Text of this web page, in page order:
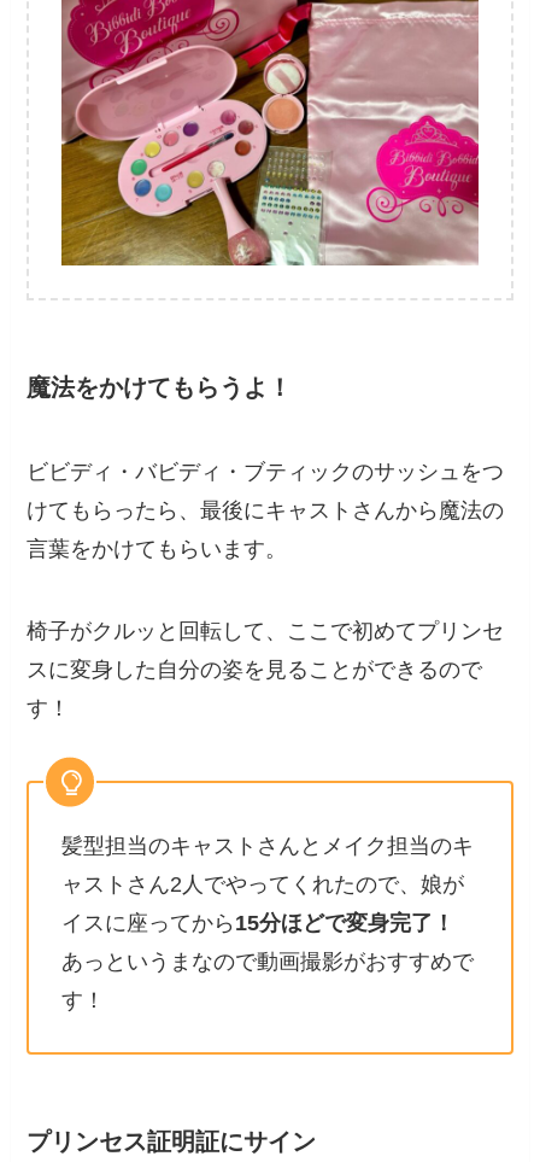
魔法をかけてもらうよ！
ビビディ・バビディ・ブティックのサッシュをつ
けてもらったら、最後にキャストさんから魔法の
言葉をかけてもらいます。
椅子がクルッと回転して、ここで初めてプリンセ
スに変身した自分の姿を見ることができるので
す！
髪型担当のキャストさんとメイク担当のキ
ャストさん2人でやってくれたので、娘が
イスに座ってから 15分ほどで変身完了！
あっというまなので動画撮影がおすすめで
す！
プリンセス証明証にサイン